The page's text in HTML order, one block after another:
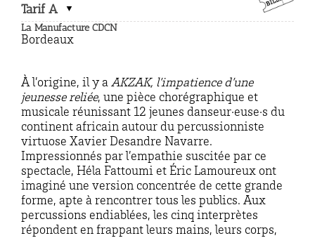
Tarif A
La Manufacture CDCN
Bordeaux
À l’origine, il y a AKZAK, l’impatience d’une
jeunesse reliée, une pièce chorégraphique et
musicale réunissant 12 jeunes danseur·euse·s du
continent africain autour du percussionniste
virtuose Xavier Desandre Navarre.
Impressionnés par l’empathie suscitée par ce
spectacle, Héla Fattoumi et Éric Lamoureux ont
imaginé une version concentrée de cette grande
forme, apte à rencontrer tous les publics. Aux
percussions endiablées, les cinq interprètes
répondent en frappant leurs mains, leurs corps,